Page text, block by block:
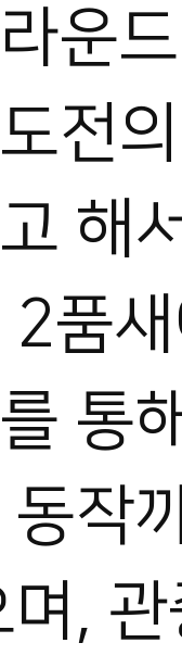
운
전
해
2품
통
작
,
대한태권도협회